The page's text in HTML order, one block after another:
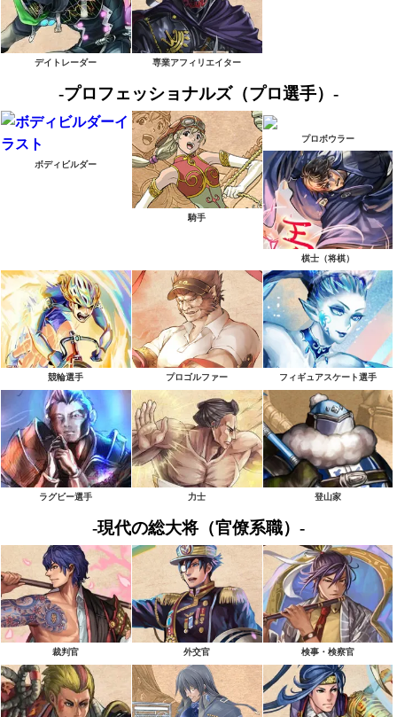
デイトレーダー 専業アフィリエイター
-プロフェッショナルズ（プロ選手）-
ボディビルダー
騎手
プロボウラー
棋士（将棋）
競輪選手 プロゴルファー フィギュアスケート選手
ラグビー選手 力士 登山家
-現代の総大将（官僚系職）-
裁判官 外交官 検事・検察官